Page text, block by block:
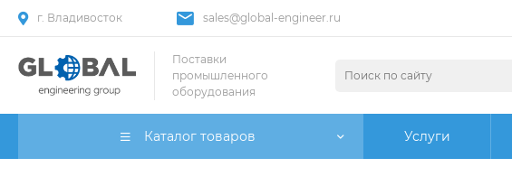
г. Владивосток sales@global-engineer.ru
Поставки
промышленного
оборудования
Каталог товаров Услуги